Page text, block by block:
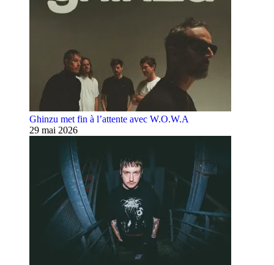
Ghinzu met fin à l’attente avec W.O.W.A
29 mai 2026